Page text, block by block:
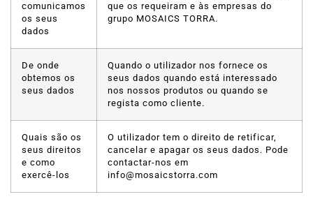
comunicamos
os seus
dados
que os requeiram e às empresas do
grupo MOSAICS TORRA.
De onde
obtemos os
seus dados
Quando o utilizador nos fornece os
seus dados quando está interessado
nos nossos produtos ou quando se
regista como cliente.
Quais são os
seus direitos
e como
exercê-los
O utilizador tem o direito de retificar,
cancelar e apagar os seus dados. Pode
contactar-nos em
info@mosaicstorra.com